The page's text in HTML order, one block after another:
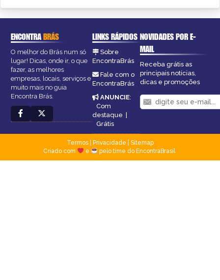
ENCONTRABRÁS
O melhor do Brás num só
lugar! Dicas, onde ir, o que
fazer, as melhores
empresas, locais, serviços e
muito mais no guia
Encontra Brás.
LINKS RÁPIDOS
Sobre
EncontraBrás
Fale com o
EncontraBrás
ANUNCIE:
Com
destaque |
Grátis
NOVIDADES POR E-
MAIL
Receba grátis as
principais notícias,
dicas e promoções
Termos| Privacidade
Sitemap
Criado com
e pelo time do EncontraBrasil